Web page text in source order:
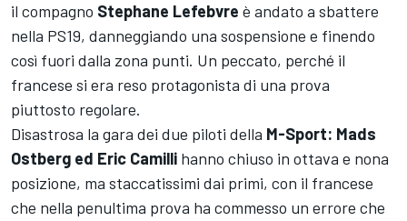
il compagno Stephane Lefebvre è andato a sbattere
nella PS19, danneggiando una sospensione e finendo
così fuori dalla zona punti. Un peccato, perché il
francese si era reso protagonista di una prova
piuttosto regolare.
Disastrosa la gara dei due piloti della M-Sport: Mads
Ostberg ed Eric Camilli hanno chiuso in ottava e nona
posizione, ma staccatissimi dai primi, con il francese
che nella penultima prova ha commesso un errore che